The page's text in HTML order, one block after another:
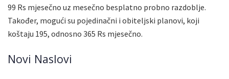
99 Rs mjesečno uz mesečno besplatno probno razdoblje.
Također, mogući su pojedinačni i obiteljski planovi, koji
koštaju 195, odnosno 365 Rs mjesečno.
Novi Naslovi